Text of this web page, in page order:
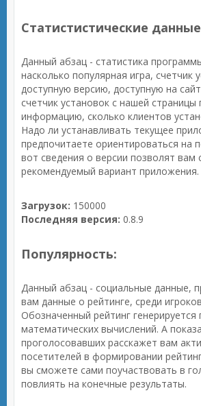
Статистистические
Данный абзац - статистика
насколько популярная игра, счетчик
доступную версию, доступную на
счетчик установок с нашей страницы
информацию, сколько клиентов
Надо ли устанавливать текущее
предпочитаете ориентироваться на
вот сведения о версии позволят вам
рекомендуемый вариант приложения.
Загрузок: 150000
Последняя версия: 0.8.9
Популярность:
Данный абзац - социальные данные,
вам данные о рейтинге, среди
Обозначенный рейтинг генерируется
математических вычислений. А
проголосовавших расскажет вам
посетителей в формировании
вы сможете сами поучаствовать в
повлиять на конечные результаты.